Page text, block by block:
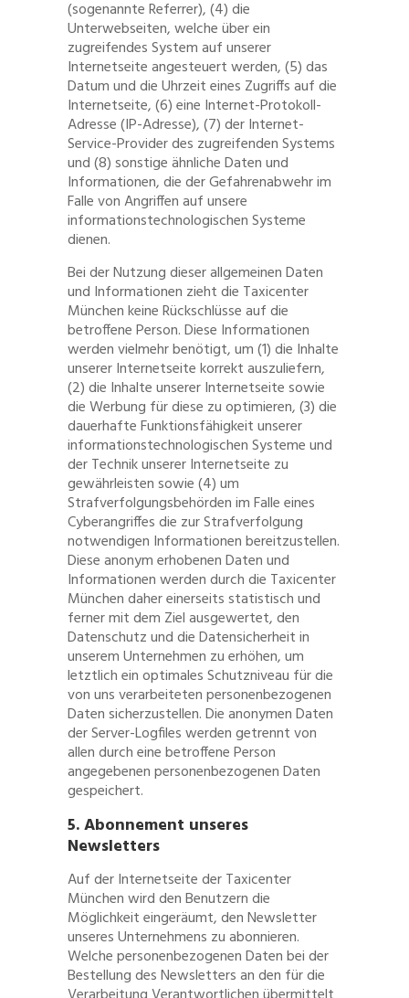
(sogenannte Referrer), (4) die
Unterwebseiten, welche über ein
zugreifendes System auf unserer
Internetseite angesteuert werden, (5) das
Datum und die Uhrzeit eines Zugriffs auf die
Internetseite, (6) eine Internet-Protokoll-
Adresse (IP-Adresse), (7) der Internet-
Service-Provider des zugreifenden Systems
und (8) sonstige ähnliche Daten und
Informationen, die der Gefahrenabwehr im
Falle von Angriffen auf unsere
informationstechnologischen Systeme
dienen.
Bei der Nutzung dieser allgemeinen Daten
und Informationen zieht die Taxicenter
München keine Rückschlüsse auf die
betroffene Person. Diese Informationen
werden vielmehr benötigt, um (1) die Inhalte
unserer Internetseite korrekt auszuliefern,
(2) die Inhalte unserer Internetseite sowie
die Werbung für diese zu optimieren, (3) die
dauerhafte Funktionsfähigkeit unserer
informationstechnologischen Systeme und
der Technik unserer Internetseite zu
gewährleisten sowie (4) um
Strafverfolgungsbehörden im Falle eines
Cyberangriffes die zur Strafverfolgung
notwendigen Informationen bereitzustellen.
Diese anonym erhobenen Daten und
Informationen werden durch die Taxicenter
München daher einerseits statistisch und
ferner mit dem Ziel ausgewertet, den
Datenschutz und die Datensicherheit in
unserem Unternehmen zu erhöhen, um
letztlich ein optimales Schutzniveau für die
von uns verarbeiteten personenbezogenen
Daten sicherzustellen. Die anonymen Daten
der Server-Logfiles werden getrennt von
allen durch eine betroffene Person
angegebenen personenbezogenen Daten
gespeichert.
5. Abonnement unseres
Newsletters
Auf der Internetseite der Taxicenter
München wird den Benutzern die
Möglichkeit eingeräumt, den Newsletter
unseres Unternehmens zu abonnieren.
Welche personenbezogenen Daten bei der
Bestellung des Newsletters an den für die